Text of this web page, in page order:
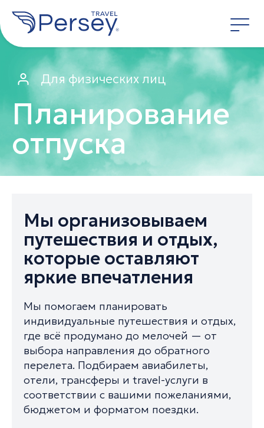
Для физических лиц
Планирование
отпуска
Мы организовываем
путешествия и отдых,
которые оставляют
яркие впечатления
Мы помогаем планировать
индивидуальные путешествия и отдых,
где всё продумано до мелочей — от
выбора направления до обратного
перелета. Подбираем авиабилеты,
отели, трансферы и travel-услуги в
соответствии с вашими пожеланиями,
бюджетом и форматом поездки.